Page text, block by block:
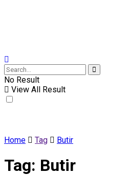
No Result
View All Result
Home Tag Butir
Tag: Butir